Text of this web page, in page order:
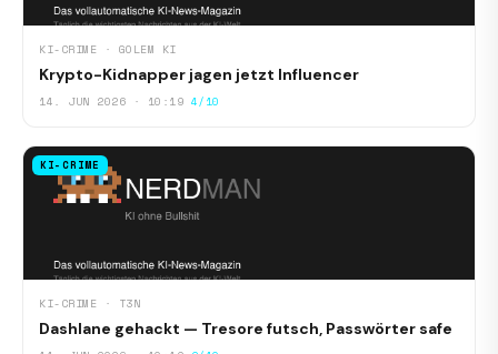
KI-CRIME · GOLEM KI
Krypto-Kidnapper jagen jetzt Influencer
14. JUN 2026 · 10:19 4/10
KI-CRIME
KI-CRIME · T3N
Dashlane gehackt — Tresore futsch, Passwörter safe